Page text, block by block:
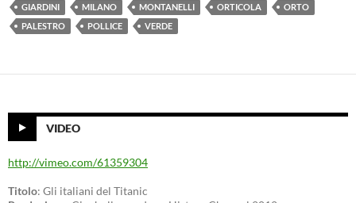
GIARDINI MILANO MONTANELLI ORTICOLA
ORTO
PALESTRO
POLLICE VERDE
VIDEO
http://vimeo.com/61359304
Titolo: Gli italiani del Titanic